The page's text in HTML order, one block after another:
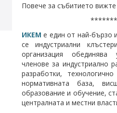
Повече за събитието вижте
ИКЕМе един от най-бързо
се индустриални
организация
членове за индустриално
разработки,
нормативната база,
образование и обучение,
централната и местни